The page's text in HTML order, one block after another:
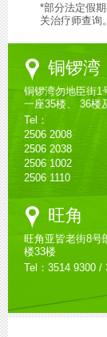
*部分法定假
关治疗师查询。
Google
Maps
铜锣湾
铜锣湾勿地臣街1
一座35楼、 36楼
Tel：
2506 2008
2506 2038
2506 1002
2506 1110
Google
Maps
旺角
旺角亚皆老街8号
楼33楼
Tel：3514 9300 /